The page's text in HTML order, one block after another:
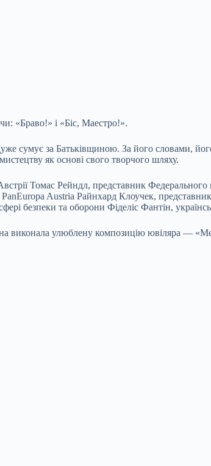
«Браво!» і «Біс, Маестро!».
сумує за Батьківщиною. За його словами,
як основі свого творчого шляху.
Томас Рейндл, представник Федерального
Austria Райнхард Клоучек, представник
безпеки та оборони Фіделіс Фантін,
виконала улюблену композицію ювіляра —